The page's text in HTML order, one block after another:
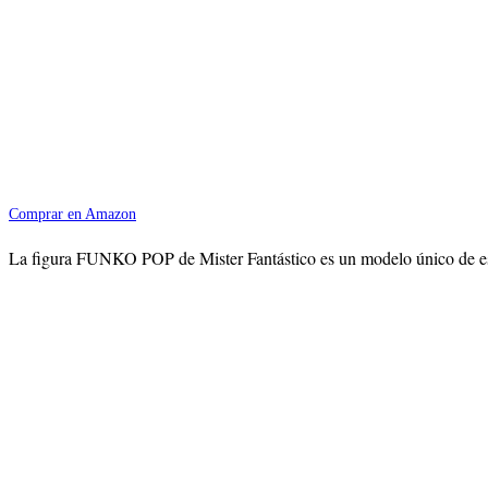
Comprar en Amazon
La figura FUNKO POP de Mister Fantástico es un modelo único de